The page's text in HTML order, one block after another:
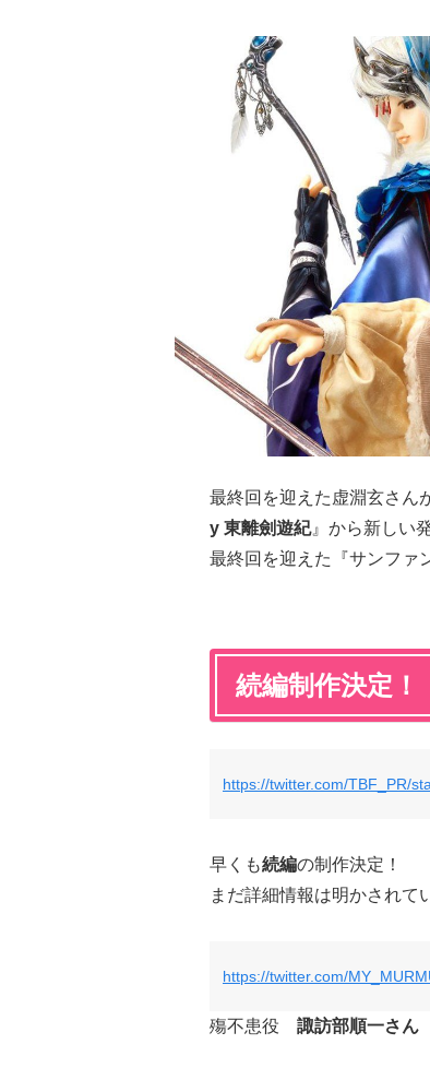
最終回を迎えた虚淵玄さん
y 東離劍遊紀』から新しい
最終回を迎えた『サンファ
続編制作決定！
https://twitter.com/TBF_PR/
早くも続編の制作決定！
まだ詳細情報は明かされて
https://twitter.com/
殤不患役 諏訪部順一さん